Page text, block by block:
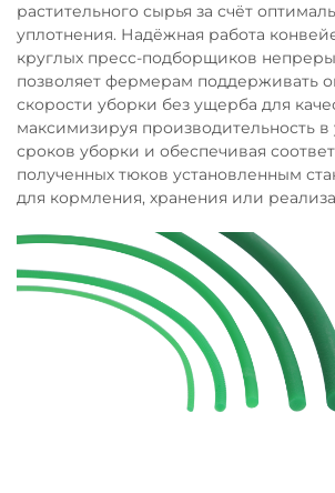
растительного сырья за счёт
уплотнения. Надёжная работа
круглых пресс-подборщиков
позволяет фермерам поддерживать
скорости уборки без ущерба для
максимизируя производительность в
сроков уборки и обеспечивая
полученных тюков установленным
для кормления, хранения или